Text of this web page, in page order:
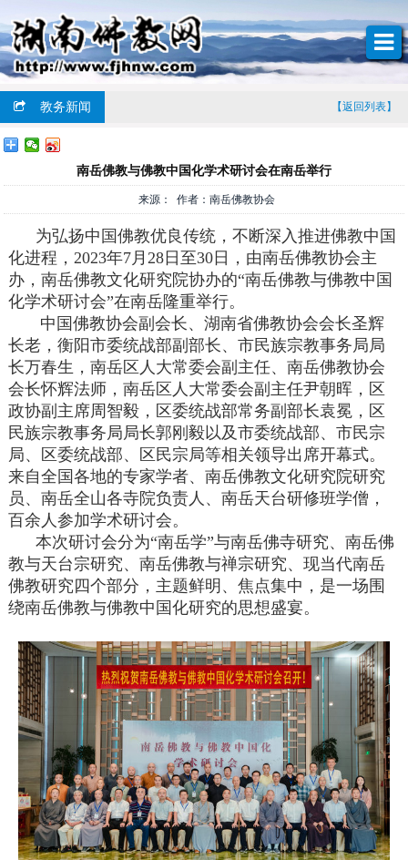
教务新闻 【返回列表】
南岳佛教与佛教中国化学术研讨会在南岳举行
来源： 作者：南岳佛教协会
为弘扬中国佛教优良传统，不断深入推进佛教中国
化进程，2023年7月28日至30日，由南岳佛教协会主
办，南岳佛教文化研究院协办的“南岳佛教与佛教中国
化学术研讨会”在南岳隆重举行。
中国佛教协会副会长、湖南省佛教协会会长圣辉
长老，衡阳市委统战部副部长、市民族宗教事务局局
长万春生，南岳区人大常委会副主任、南岳佛教协会
会长怀辉法师，南岳区人大常委会副主任尹朝晖，区
政协副主席周智毅，区委统战部常务副部长袁冕，区
民族宗教事务局局长郭刚毅以及市委统战部、市民宗
局、区委统战部、区民宗局等相关领导出席开幕式。
来自全国各地的专家学者、南岳佛教文化研究院研究
员、南岳全山各寺院负责人、南岳天台研修班学僧，
百余人参加学术研讨会。
本次研讨会分为“南岳学”与南岳佛寺研究、南岳佛
教与天台宗研究、南岳佛教与禅宗研究、现当代南岳
佛教研究四个部分，主题鲜明、焦点集中，是一场围
绕南岳佛教与佛教中国化研究的思想盛宴。